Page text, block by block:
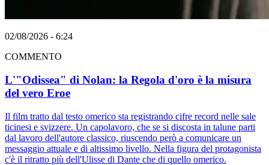
02/08/2026 - 6:24
COMMENTO
L'"Odissea" di Nolan: la Regola d'oro è la misura
del vero Eroe
Il film tratto dal testo omerico sta registrando cifre record nelle sale
ticinesi e svizzere. Un capolavoro, che se si discosta in talune parti
dal lavoro dell'autore classico, riuscendo però a comunicare un
messaggio attuale e di altissimo livello. Nella figura del protagonista
c'è il ritratto più dell'Ulisse di Dante che di quello omerico.